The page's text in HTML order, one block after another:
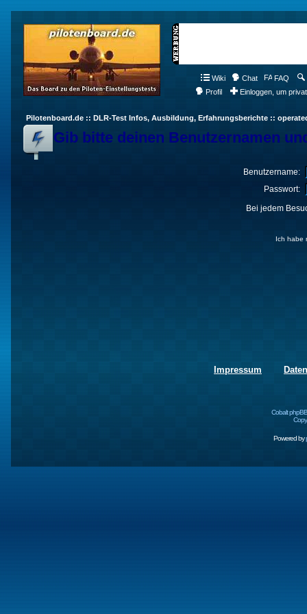
Wiki Chat FAQ
Profil
Einloggen, um
Pilotenboard.de :: DLR-Test Infos, Ausbildung, Erfahrungsberichte ::
Gib bitte deinen Benutzernamen
Benutzername:
Passwort:
Bei jedem
Ich habe
Impressum
Cobalt
Powered by